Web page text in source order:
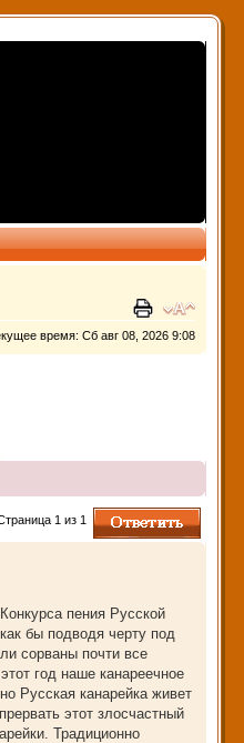
время: Сб авг 08, 2026 9:08
Ответить
1 из 1
пения Русской
бы подводя черту под
сорваны почти все
год наше канареечное
Русская канарейка живет
этот злосчастный
Традиционно